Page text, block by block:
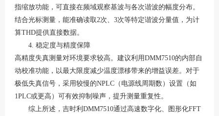
指缩放功能，可直接在频域观察基波与各次谐波的幅度分布。
结合光标测量，能准确读取2次、3次等特定谐波分量值，为计
算THD提供直接数据。
4. 稳定度与精度保障
高精度失真测量对环境要求较高。建议利用DMM7510的内部自
动校准功能，以最大限度减少温度漂移带来的增益误差。对于
极低失真信号，采用较慢的NPLC（电源线周期数）设置（如
1PLC或更高）可有效抑制噪声，提升测量重复性。
综上所述，吉时利 DMM7510通过高速数字化、图形化FFT